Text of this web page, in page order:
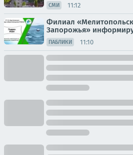
СМИ 11:12
Филиал
Запорожья»
ПАБЛИКИ 11:10